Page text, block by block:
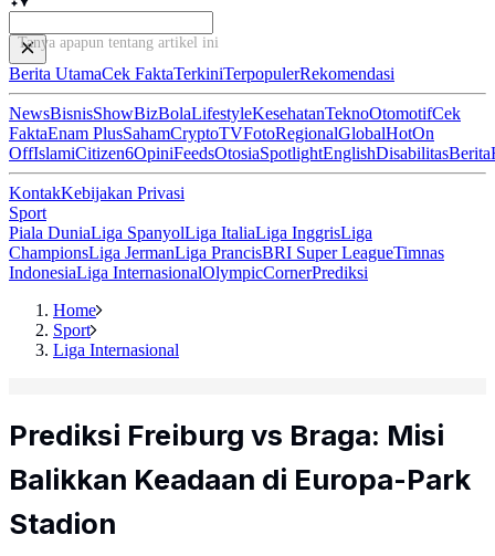
Tanya apapun tentang arti
Berita UtamaCek FaktaTerkiniTerpopulerRekomendasi
NewsBisnisShowBizBolaLifestyleKesehatanTeknoOtomotifCek
FaktaEnam PlusSahamCryptoTVFotoRegionalGlobalHotOn
OffIslamiCitizen6OpiniFeedsOtosiaSpotlightEnglishDisabilitasBerita
KontakKebijakan Privasi
Sport
Piala DuniaLiga SpanyolLiga ItaliaLiga InggrisLiga
ChampionsLiga JermanLiga PrancisBRI Super LeagueTimnas
IndonesiaLiga InternasionalOlympicCornerPrediksi
Home
Sport
Liga Internasional
Prediksi Freiburg vs Braga: Misi
Balikkan Keadaan di Europa-Park
Stadion